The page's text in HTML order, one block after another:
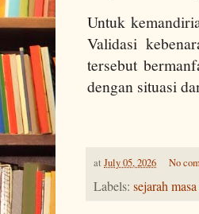
Untuk
Validasi
tersebut
dengan situasi
at July 05, 2026 No
Labels: sejarah